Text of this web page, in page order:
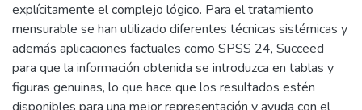
explícitamente el complejo lógico. Para el tratamiento
mensurable se han utilizado diferentes técnicas sistémicas y
además aplicaciones factuales como SPSS 24, Succeed
para que la información obtenida se introduzca en tablas y
figuras genuinas, lo que hace que los resultados estén